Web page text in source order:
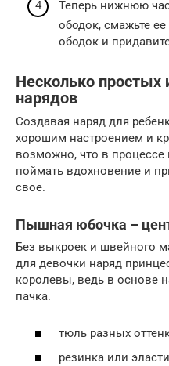
Теперь нижнюю
ободок, смажьте
ободок и
Несколько простых
нарядов
Создавая наряд для
хорошим настроением и
возможно, что в
поймать вдохновение и
свое.
Пышная юбочка –
Без выкроек и швейного
для девочки наряд
королевы, ведь в основе
пачка.
тюль разных
резинка или